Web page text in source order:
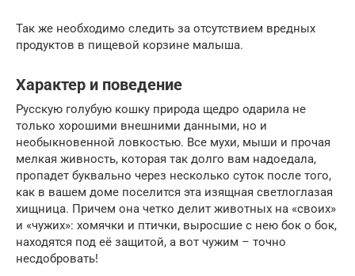
Так же необходимо следить за отсутствием вредных
продуктов в пищевой корзине малыша.
Характер и поведение
Русскую голубую кошку природа щедро одарила не
только хорошими внешними данными, но и
необыкновенной ловкостью. Все мухи, мыши и прочая
мелкая живность, которая так долго вам надоедала,
пропадет буквально через несколько суток после того,
как в вашем доме поселится эта изящная светлоглазая
хищница. Причем она четко делит животных на «своих»
и «чужих»: хомячки и птички, выросшие с нею бок о бок,
находятся под её защитой, а вот чужим – точно
несдобровать!